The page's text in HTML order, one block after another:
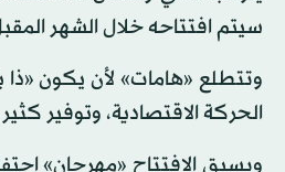
سيتم افتتاحه خلال الشهر
الحركة الاقتصادية، وتوفير
ويسبق الافتتاح «مهرجان»